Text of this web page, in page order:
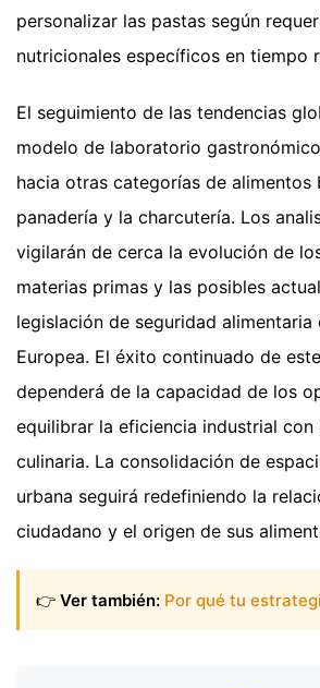
personalizar las pastas según
nutricionales específicos en tiempo
El seguimiento de las tendencias
modelo de laboratorio
hacia otras categorías de alimentos
panadería y la charcutería. Los
vigilarán de cerca la evolución de
materias primas y las posibles
legislación de seguridad alimentaria
Europea. El éxito continuado de
dependerá de la capacidad de los
equilibrar la eficiencia industrial con
culinaria. La consolidación de
urbana seguirá redefiniendo la
ciudadano y el origen de sus
👉 Ver también: Por qué tu